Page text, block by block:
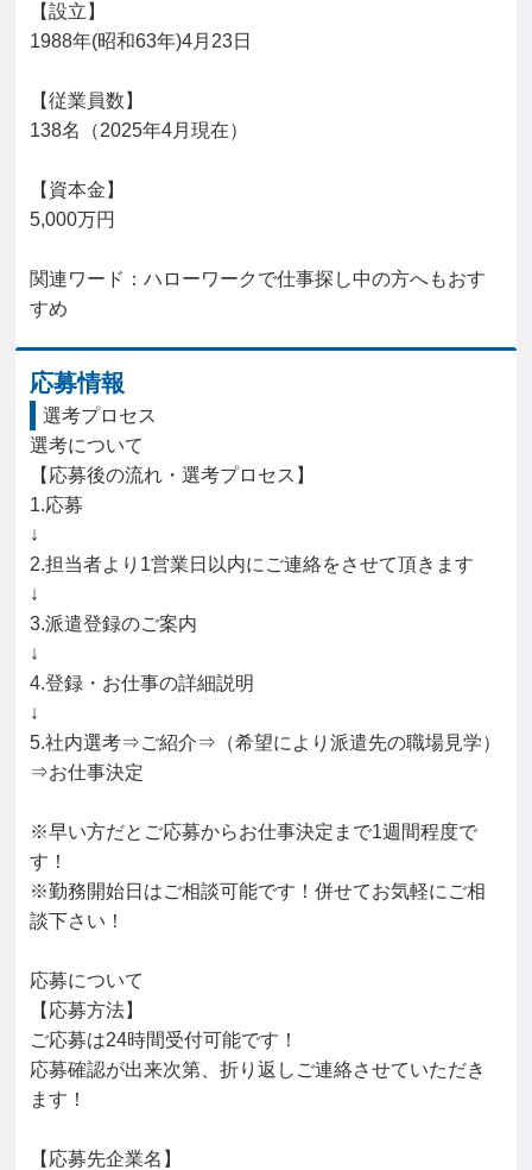
【設立】
1988年(昭和63年)4月23日
【従業員数】
138名（2025年4月現在）
【資本金】
5,000万円
関連ワード：ハローワークで仕事探し中の方へもおす
すめ
応募情報
選考プロセス
選考について
【応募後の流れ・選考プロセス】
1.応募
↓
2.担当者より1営業日以内にご連絡をさせて頂きます
↓
3.派遣登録のご案内
↓
4.登録・お仕事の詳細説明
↓
5.社内選考⇒ご紹介⇒（希望により派遣先の職場見学）
⇒お仕事決定
※早い方だとご応募からお仕事決定まで1週間程度で
す！
※勤務開始日はご相談可能です！併せてお気軽にご相
談下さい！
応募について
【応募方法】
ご応募は24時間受付可能です！
応募確認が出来次第、折り返しご連絡させていただき
ます！
【応募先企業名】